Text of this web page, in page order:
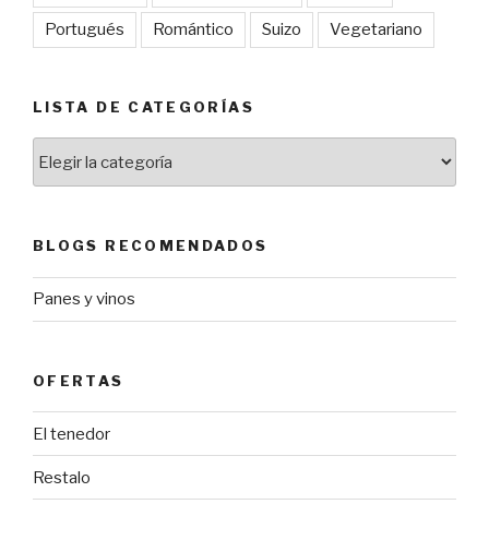
Portugués Romántico Suizo Vegetariano
LISTA DE CATEGORÍAS
BLOGS RECOMENDADOS
Panes y vinos
OFERTAS
El tenedor
Restalo